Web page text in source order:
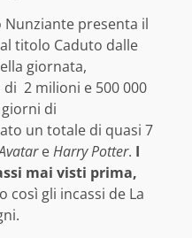
Nunziante presenta il
titolo Caduto dalle
giornata,
2 milioni e 500 000
di
un totale di quasi 7
eHarry Potter. I
mai visti prima,
così gli incassi de La